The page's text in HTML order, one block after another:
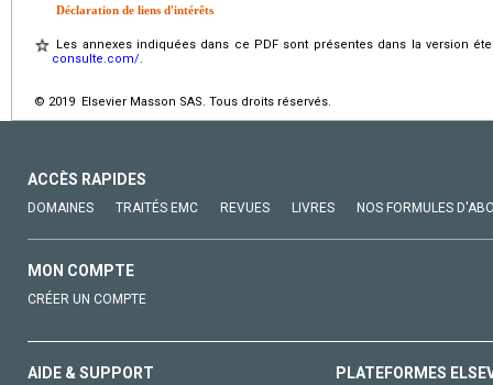
Déclaration de liens d'intérêts
Les annexes indiquées dans ce PDF sont présentes dans la version
consulte.com/.
© 2019 Elsevier Masson SAS. Tous droits réservés.
ACCÈS RAPIDES
DOMAINES TRAITÉS EMC REVUES LIVRES NOS FORMULES
MON COMPTE
CRÉER UN COMPTE
AIDE & SUPPORT PLATEFORMES